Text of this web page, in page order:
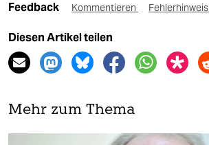
Feedback Kommentieren Fehlerhinweis
Diesen Artikel teilen
Mehr zum Thema